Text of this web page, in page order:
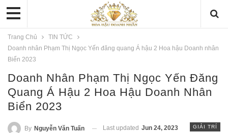
Trang Chủ
TIN TỨC
Doanh nhân Phạm Thị Ngọc Yến đăng quang Á hậu 2 Hoa hậu Doanh nhân
Biển 2023
Doanh Nhân Phạm Thị Ngọc Yến Đăng
Quang Á Hậu 2 Hoa Hậu Doanh Nhân
Biển 2023
GIẢI TRÍ
By Nguyễn Văn Tuấn Last updated Jun 24, 2023